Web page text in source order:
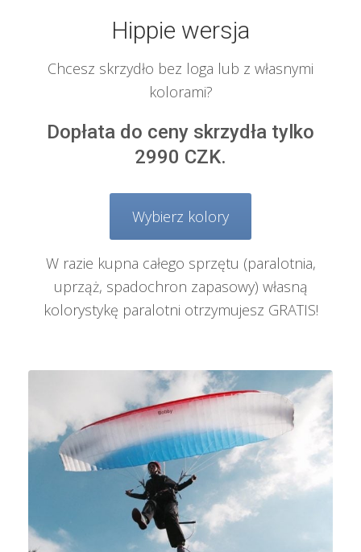
Hippie wersja
Chcesz skrzydło bez loga lub z własnymi
kolorami?
Dopłata do ceny skrzydła tylko
2990 CZK.
Wybierz kolory
W razie kupna całego sprzętu (paralotnia,
uprząż, spadochron zapasowy) własną
kolorystykę paralotni otrzymujesz GRATIS!